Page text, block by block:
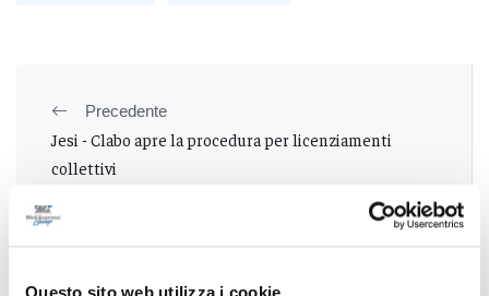
Questo sito web utilizza i cookie
Precedente
Jesi - Clabo apre la procedura per licenziamenti
collettivi
San Benedetto, 14 offerte per il restyling della piscina